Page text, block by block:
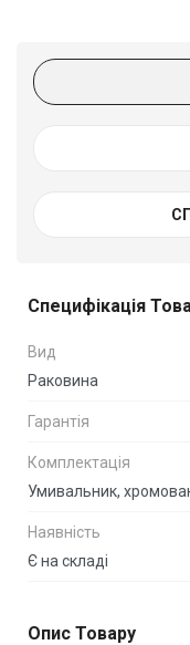
Специфікація
Вид
Раковина
Гарантія
Комплектація
Наявність
Є на складі
Опис Товару